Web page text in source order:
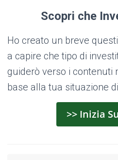
Scopri che
Ho creato un breve
a capire che tipo di
guiderò verso i contenuti
base alla tua situazione
>> Inizia